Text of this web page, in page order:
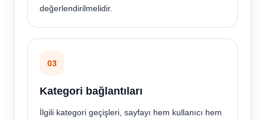
değerlendirilmelidir.
03
Kategori bağlantıları
İlgili kategori geçişleri, sayfayı hem kullanıcı hem